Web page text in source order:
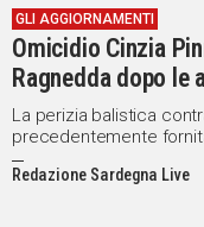
GLI AGGIORNAMENTI
Omicidio Cinzia
Ragnedda dopo le
La perizia balistica
precedentemente
posizione di uno degli
Redazione Sardegna Live